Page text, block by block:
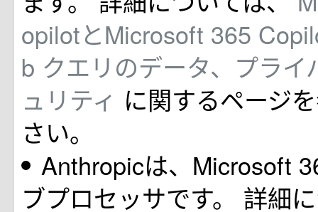
opilotとMicrosoft 365
b クエリのデータ、プライ
ュリティ に関するページ
さい。
Anthropicは、Microsoft
ブプロセッサです。 詳細